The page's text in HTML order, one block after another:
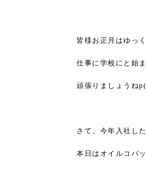
皆様お正月はゆっ
仕事に学校にと始
頑張りましょうね
さて、今年入社し
本日はオイルコバ